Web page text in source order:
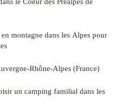
montagne dans les Alpes pour
Rhône-Alpes (France)
un camping familial dans les